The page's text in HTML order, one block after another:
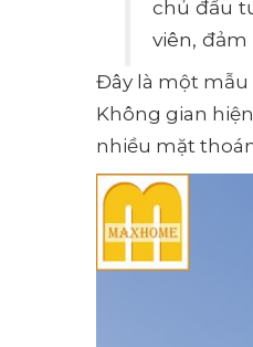
chủ đầu
viên,
Đây là một mẫu
Không gian
nhiều mặt